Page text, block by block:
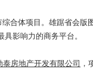
合体项目。雄踞省会版
影响力的商务平台。
泰房地产开发有限公司 ，